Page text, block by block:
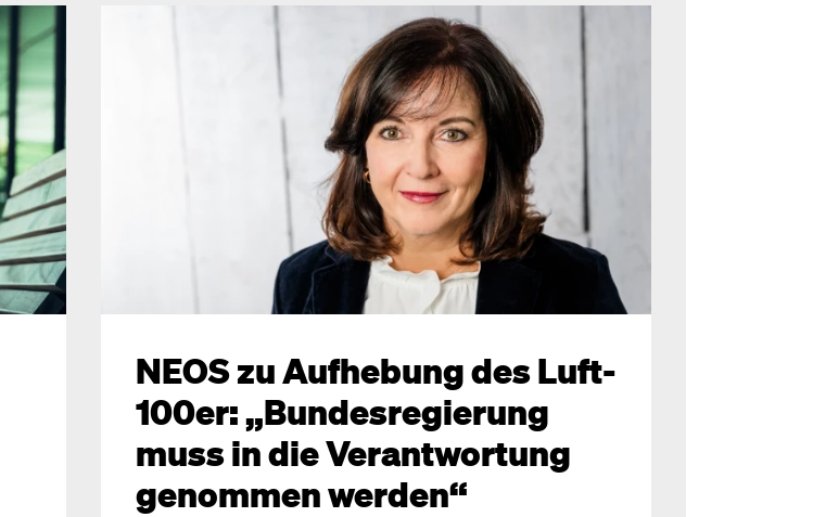
NEOS zu Aufhebung des Luft-
100er: „Bundesregierung
muss in die Verantwortung
genommen werden“